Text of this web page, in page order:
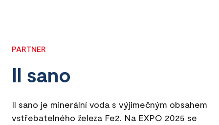
PARTNER
Il sano
Il sano je minerální voda s výjimečným obsahem
vstřebatelného železa Fe2. Na EXPO 2025 se